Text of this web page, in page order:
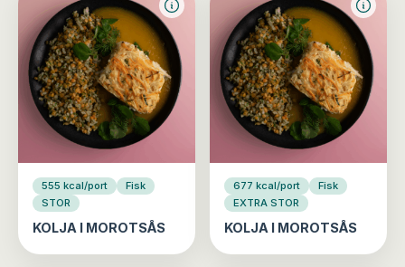
555 kcal/port
Fisk
STOR
KOLJA I MOROTSÅS
677 kcal/port
Fisk
EXTRA STOR
KOLJA I MOROTSÅS